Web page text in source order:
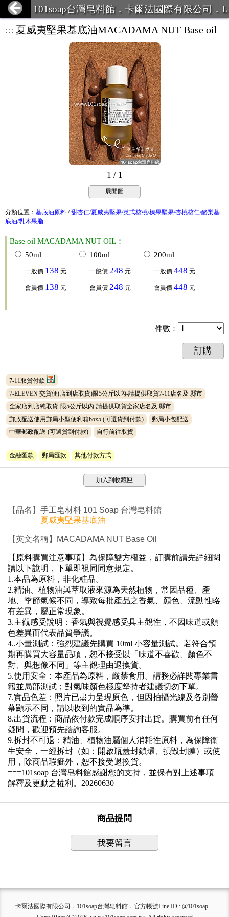
101soap台灣皂料館．卡爾法國際有限公司．L
INE ID:101Soap 客服專線:07-387
夏威夷堅果基底油MACADAMA NUT Base oil
1 / 1
展開圖
分類位置 ： 基底油原料 /甜杏仁/夏威夷堅果/英式核桃/榛果堅果/杏桃核仁/酪梨基
底油/乳木果脂
Base oil MACADAMA NUT OIL：
50ml
一般價 138 元
會員價 138 元
100ml
一般價 248 元
會員價 248 元
200ml
一般價 448 元
會員價 448 元
件數 ：
訂購
7-11取貨付款
7-ELEVEN 交貨便(店到店取貨)限5公斤以內-請提供取貨7-11店名及 縣市
全家店到店純取貨-限5公斤以內-請提供取貨全家店名及 縣市
郵政配送使用郵局小型便利箱box5 (可選貨到付款)
郵局小包配送
中華郵政配送 (可選貨到付款) 自行前往取貨
金融匯款 郵局匯款 其他付款方式
加入到收藏匣
【品名】手工皂材料 101 Soap 台灣皂料館
夏威夷堅果基底油
【英文名稱】 MACADAMA NUT Base Oil
【原料購買注意事項】為保障雙方權益，訂購前請先詳細閱
讀以下說明，下單即視同同意規定。
1.本品為原料，非化粧品。
2.精油、植物油與萃取液來源為天然植物，常因品種、產
地、季節氣候不同，導致每批產品之香氣、顏色、流動性略
有差異，屬正常現象。
3.主觀感受說明： 香氣與視覺感受具主觀性，不因味道或顏
色差異而代表品質爭議。
4..小量測試： 強烈建議先購買 10ml 小容量測試。若符合預
期再購買大容量品項，恕不接受以「味道不喜歡、顏色不
對、與想像不同」等主觀理由退換貨。
5.使用安全：本產品為原料，嚴禁食用。請務必詳閱專業書
籍並局部測試；對氣味顏色極度堅持者建議切勿下單。
7.實品色差： 照片已盡力呈現原色，但因拍攝光線及各別螢
幕顯示不同，請以收到的實品為準。
8.出貨流程： 商品依付款完成順序安排出貨。購買前有任何
疑問，歡迎預先諮詢客服。
9.拆封不可退： 精油、植物油屬個人消耗性原料，為保障衛
生安全，一經拆封（如：開啟瓶蓋封鎖環、損毀封膜）或使
用，除商品瑕疵外，恕不接受退換貨。
===101soap 台灣皂料館感謝您的支持，並保有對上述事項
解釋及更動之權利。 20260630
商品提問
我要留言
卡爾法國際有限公司．101soap台灣皂料館．官方帳號Line ID : @101soap